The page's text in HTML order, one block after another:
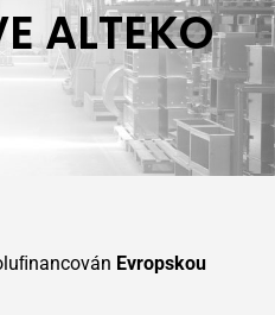
ALTEKO
Evropskou